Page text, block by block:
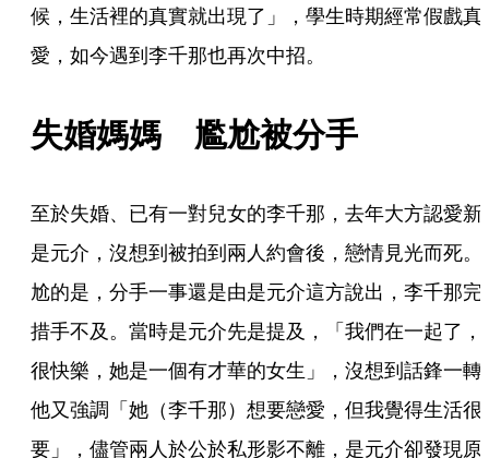
候，生活裡的真實就出現了」，學生時期經常假戲真
愛，如今遇到李千那也再次中招。
失婚媽媽　尷尬被分手
至於失婚、已有一對兒女的李千那，去年大方認愛新
是元介，沒想到被拍到兩人約會後，戀情見光而死。
尬的是，分手一事還是由是元介這方說出，李千那完
措手不及。當時是元介先是提及，「我們在一起了，
很快樂，她是一個有才華的女生」，沒想到話鋒一轉
他又強調「她（李千那）想要戀愛，但我覺得生活很
要」，儘管兩人於公於私形影不離，是元介卻發現原